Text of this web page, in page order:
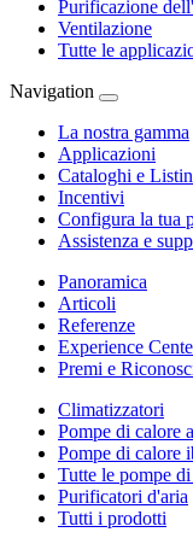
Purificazione
Ventilazione
Tutte le
Navigation
La nostra gamma
Applicazioni
Cataloghi e
Incentivi
Configura la tua
Assistenza e
Panoramica
Articoli
Referenze
Experience
Premi e
Climatizzatori
Pompe di calore
Pompe di calore
Tutte le pompe
Purificatori d'aria
Tutti i prodotti